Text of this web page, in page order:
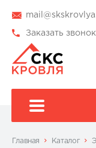
Заказать звонок
Главная Каталог